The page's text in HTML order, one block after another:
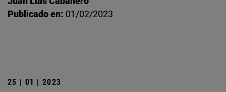
Publicado en: 01/02/2023
25 | 01 | 2023